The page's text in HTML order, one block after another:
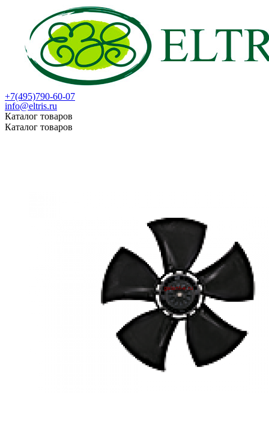
+7(495)790-60-07
info@eltris.ru
Каталог товаров
Каталог товаров